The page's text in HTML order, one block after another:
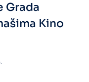
Grada
Kino